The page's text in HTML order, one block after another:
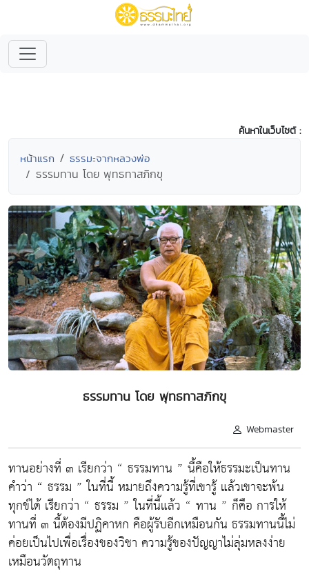
ค้นหาในเว็บไซต์ :
หน้าแรก ธรรมะจากหลวงพ่อ
ธรรมทาน โดย พุทธทาสภิกขุ
ธรรมทาน โดย พุทธทาสภิกขุ
Webmaster
ทานอย่างที่ ๓ เรียกว่า “ ธรรมทาน ” นี้คือให้ธรรมะเป็นทาน
คำว่า “ ธรรม ” ในที่นี้ หมายถึงความรู้ที่เขารู้ แล้วเขาจะพ้น
ทุกข์ได้ เรียกว่า “ ธรรม ” ในที่นี้แล้ว “ ทาน ” ก็คือ การให้
ทานที่ ๓ นี้ต้องมีปฏิคาหก คือผู้รับอีกเหมือนกัน ธรรมทานนี้ไม่
ค่อยเป็นไปเพื่อเรื่องของวิชา ความรู้ของปัญญาไม่ลุ่มหลงง่าย
เหมือนวัตถุทาน